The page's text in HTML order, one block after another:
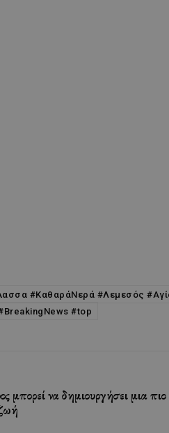
#ΚαθαράΝερά #Λεμεσός
#top
μπορεί να δημιουργήσει μια